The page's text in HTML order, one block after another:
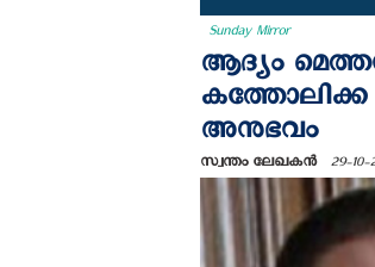
Sunday Mirror
ആദ്യം
കത്തോലിക്ക
അനുഭവം
സ്വന്തം ലേഖകന്‍ 29-10-